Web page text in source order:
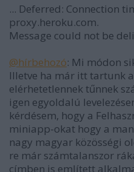
... Deferred: Connection
proxy.heroku.com.
Message could not be
@hírbehozó: Mi módon
Illetve ha már itt tartunk
elérhetetlennek tűnnek
igen egyoldalú
kérdésem, hogy a
miniapp-okat hogy a
nagy magyar közösségi
re már számtalanszor
címben is említett